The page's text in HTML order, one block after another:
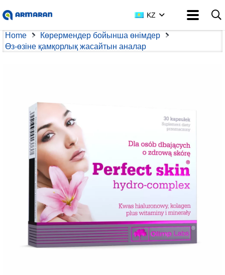
KZ
Home
Көрермендер бойынша өнімдер
Өз-өзіне қамқорлық жасайтын аналар